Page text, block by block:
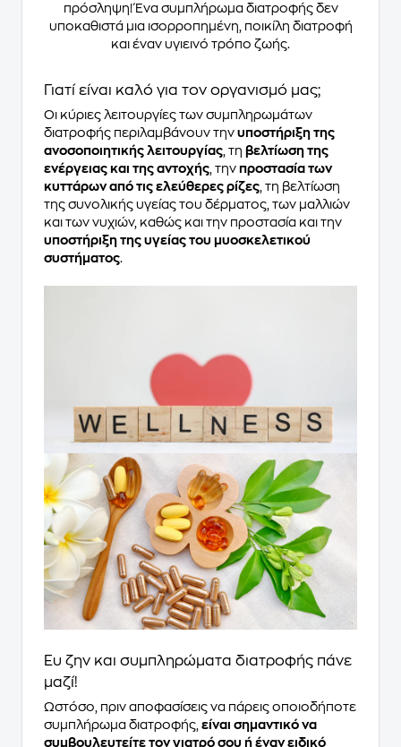
πρόσληψη! Ένα συμπλήρωμα διατροφής δεν
υποκαθιστά μια ισορροπημένη, ποικίλη διατροφή
και έναν υγιεινό τρόπο ζωής.
Γιατί είναι καλό για τον οργανισμό μας;
Οι κύριες λειτουργίες των συμπληρωμάτων
διατροφής περιλαμβάνουν την υποστήριξη της
ανοσοποιητικής λειτουργίας , τη βελτίωση της
ενέργειας και της αντοχής , την προστασία των
κυττάρων από τις ελεύθερες ρίζες , τη βελτίωση
της συνολικής υγείας του δέρματος, των μαλλιών
και των νυχιών, καθώς και την προστασία και την
υποστήριξη της υγείας του μυοσκελετικού
συστήματος.
Ευ ζην και συμπληρώματα διατροφής πάνε
μαζί!
Ωστόσο, πριν αποφασίσεις να πάρεις οποιοδήποτε
συμπλήρωμα διατροφής, είναι σημαντικό να
συμβουλευτείτε τον γιατρό σου ή έναν ειδικό